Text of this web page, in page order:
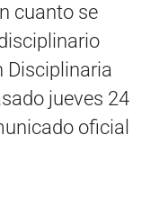
cuanto se
Disciplinaria
jueves 24
oficial